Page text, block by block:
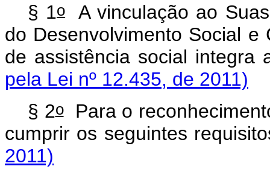
§ 1oA vinculação ao
do Desenvolvimento Social
de assistência social
pela Lei nº 12.435, de 2011)
§ 2oPara o
cumprir os seguintes
2011)